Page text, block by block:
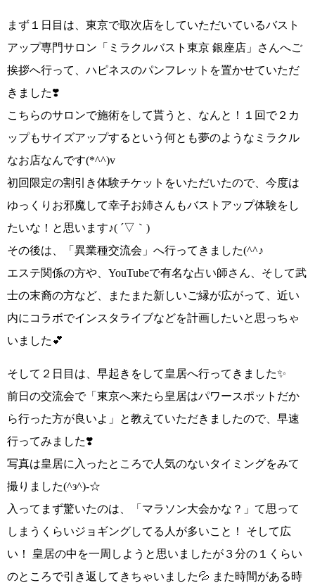
まず１日目は、東京で取次店をしていただいているバスト
アップ専門サロン「ミラクルバスト東京 銀座店」さんへご
挨拶へ行って、ハピネスのパンフレットを置かせていただ
きました❣️
こちらのサロンで施術をして貰うと、 なんと！１回で２カ
ップもサイズアップする という何とも夢のようなミラクル
なお店なんです(*^^)v
初回限定の割引き体験チケットをいただいたので、今度は
ゆっくりお邪魔して幸子お姉さんもバストアップ体験をし
たいな！ と思います♪( ´▽｀)
その後は、
「異業種交流会」 へ行ってきました(^^♪
エステ関係の方や、YouTubeで有名な占い師さん、そして武
士の末裔の方など、またまた新しいご縁が広がって、 近い
内にコラボでインスタライブなどを計画したいと思っちゃ
いました💕
そして２日目は、早起きをして皇居へ行ってきました✨
前日の交流会で「東京へ来たら皇居はパワースポットだか
ら行った方が良いよ」
と教えていただきましたので、早速
行ってみました❣️
写真は皇居に入ったところで人気のないタイミングをみて
撮りました(^з^)-☆
入ってまず驚いたのは、
「マラソン大会かな？」 て思って
しまうくらいジョギングしてる人が多いこと！
そして広
い！
皇居の中を一周しようと思いましたが３分の１くらい
のところで引き返してきちゃいました💦 また時間がある時